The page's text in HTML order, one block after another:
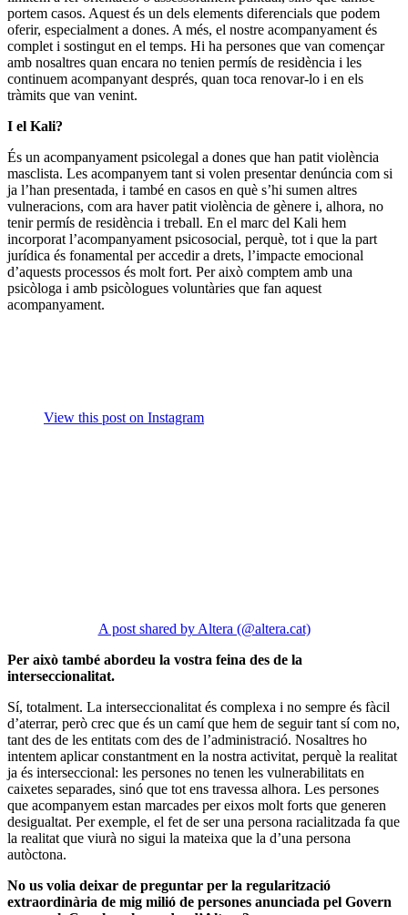
portem casos. Aquest és un dels elements diferencials que podem
oferir, especialment a dones. A més, el nostre acompanyament és
complet i sostingut en el temps. Hi ha persones que van començar
amb nosaltres quan encara no tenien permís de residència i les
continuem acompanyant després, quan toca renovar-lo i en els
tràmits que van venint.
I el Kali?
És un acompanyament psicolegal a dones que han patit violència
masclista. Les acompanyem tant si volen presentar denúncia com si
ja l’han presentada, i també en casos en què s’hi sumen altres
vulneracions, com ara haver patit violència de gènere i, alhora, no
tenir permís de residència i treball. En el marc del Kali hem
incorporat l’acompanyament psicosocial, perquè, tot i que la part
jurídica és fonamental per accedir a drets, l’impacte emocional
d’aquests processos és molt fort. Per això comptem amb una
psicòloga i amb psicòlogues voluntàries que fan aquest
acompanyament.
View this post on Instagram
A post shared by Altera (@altera.cat)
Per això també abordeu la vostra feina des de la
interseccionalitat.
Sí, totalment. La interseccionalitat és complexa i no sempre és fàcil
d’aterrar, però crec que és un camí que hem de seguir tant sí com no,
tant des de les entitats com des de l’administració. Nosaltres ho
intentem aplicar constantment en la nostra activitat, perquè la realitat
ja és interseccional: les persones no tenen les vulnerabilitats en
caixetes separades, sinó que tot ens travessa alhora. Les persones
que acompanyem estan marcades per eixos molt forts que generen
desigualtat. Per exemple, el fet de ser una persona racialitzada fa que
la realitat que viurà no sigui la mateixa que la d’una persona
autòctona.
No us volia deixar de preguntar per la regularització
extraordinària de mig milió de persones anunciada pel Govern